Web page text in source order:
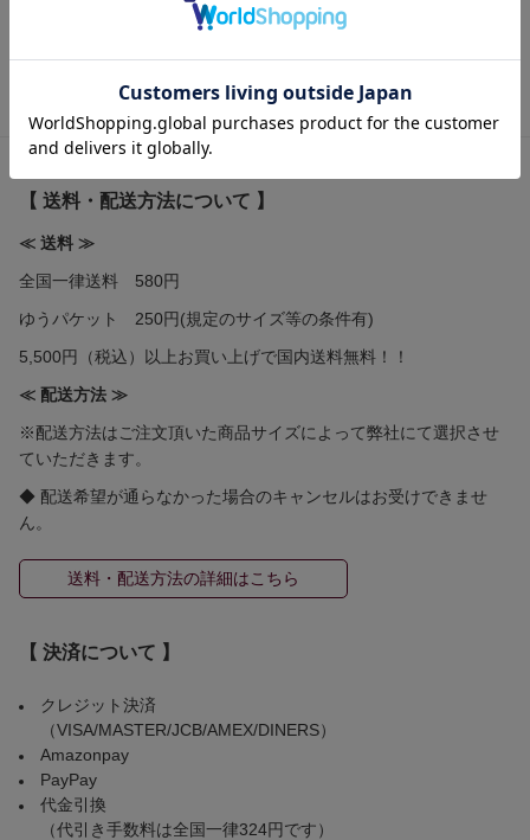
お買い物ポイントについて
税抜き50円以下の商品はポイント付与対象外となります。
【 送料・配送方法について 】
≪ 送料 ≫
全国一律送料 580円
ゆうパケット 250円(規定のサイズ等の条件有)
5,500円（税込）以上お買い上げで国内送料無料！！
≪ 配送方法 ≫
※配送方法はご注文頂いた商品サイズによって弊社にて選択させ
ていただきます。
◆ 配送希望が通らなかった場合のキャンセルはお受けできませ
ん。
送料・配送方法の詳細はこちら
【 決済について 】
クレジット決済
（VISA/MASTER/JCB/AMEX/DINERS）
Amazonpay
PayPay
代金引換
（代引き手数料は全国一律324円です）